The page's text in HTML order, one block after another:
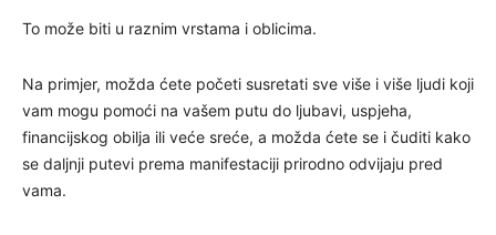
To može biti u raznim vrstama i oblicima.
Na primjer, možda ćete početi susretati sve više i više ljudi koji
vam mogu pomoći na vašem putu do ljubavi, uspjeha,
financijskog obilja ili veće sreće, a možda ćete se i čuditi kako
se daljnji putevi prema manifestaciji prirodno odvijaju pred
vama.